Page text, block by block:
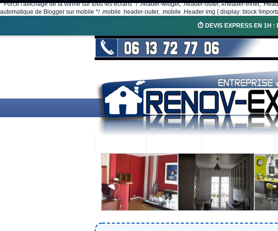
* Force l'affichage de la vitrine sur tous les écrans */ .header-widget, .header-outer, #header-inner,
automatique de Blogger sur mobile */ .mobile .header-outer, .mobile .Header img { display: block
⏱️ DEVIS EXPRESS EN 1H